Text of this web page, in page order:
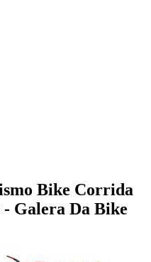
Bike Corrida
- Galera Da Bike